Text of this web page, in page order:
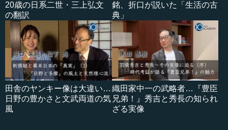
20歳の日系二世・三上弘文
の翻訳
銘、折口が説いた「生活の古
典」
田舎のヤンキー像は大違い…
日野の豊かさと文武両道の気
風
織田家中一の武略者…『豊臣
兄弟！』秀吉と秀長の知られ
ざる実像